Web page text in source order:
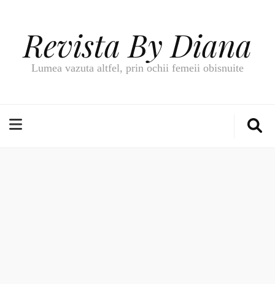
Revista By Diana
Lumea vazuta altfel, prin ochii femeii obisnuite